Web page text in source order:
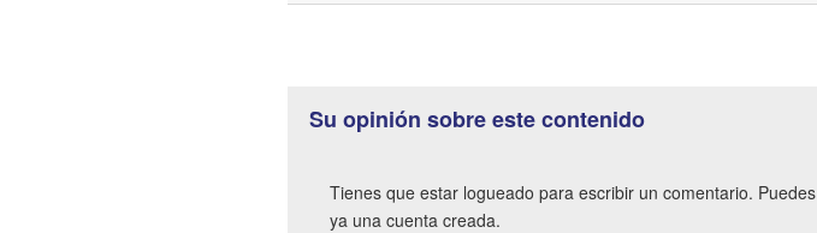
Su opinión sobre este contenido
Tienes que estar logueado para escribir un comentario. Puedes
ya una cuenta creada.